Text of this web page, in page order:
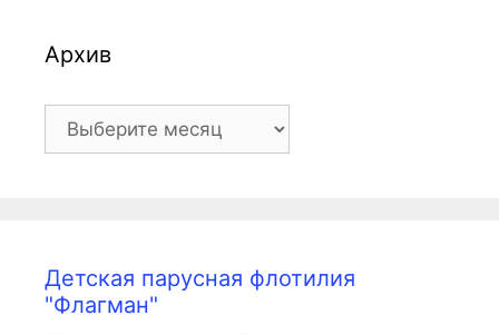
Архив
Архив
Детская парусная флотилия
"Флагман"